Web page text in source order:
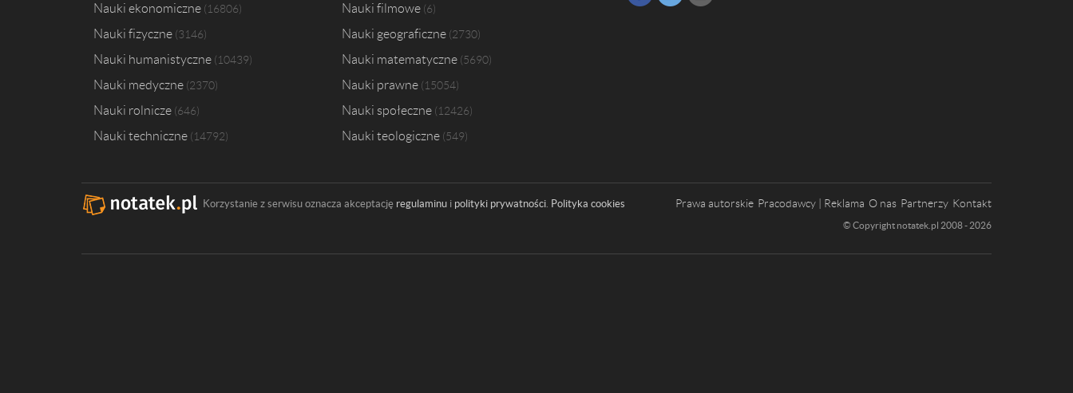
Nauki ekonomiczne 16806 Nauki filmowe 6
Nauki fizyczne 3146 Nauki geograficzne 2730
Nauki humanistyczne 10439 Nauki matematyczne 5690
Nauki medyczne 2370 Nauki prawne 15054
Nauki rolnicze 646 Nauki społeczne 12426
Nauki techniczne 14792 Nauki teologiczne 549
Korzystanie z serwisu oznacza akceptację regulaminu i polityki prywatności. Polityka cookies Prawa autorskie Pracodawcy | Reklama O nas Partnerzy Kontakt
© Copyright notatek.pl 2008 - 2026